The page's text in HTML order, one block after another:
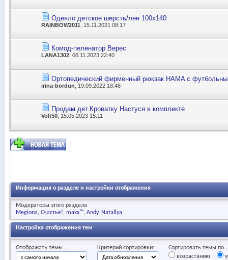
Одеяло детское шерсть/лен 100х140
RAINBOW2011 , 15.11.2021 08:17
Комод-пеленатор Верес
LANA1302 , 06.11.2023 22:40
Ортопедический фирменный рюкзак HAMA с
irina-bordun , 19.09.2022 18:48
Продам дет.Кроватку Настуся в комплекте
Volt50 , 15.05.2023 15:11
Информация о разделе и настройки отображения
Модераторы этого раздела
Megiona Счастье! maxx™ Andy Natallya
Настройка отображения тем
Отображать темы ... Критерий сортировки:
Сортировать темы по...
возрастанию